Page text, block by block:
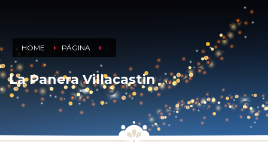
HOME PÁGINA
La Panera Villacastin